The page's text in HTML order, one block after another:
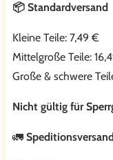
📦 Standardversand
Kleine Teile: 7,49 €
Mittelgroße Teile:
Große & schwere
Nicht gültig für
🚛